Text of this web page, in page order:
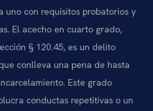
uno con requisitos probatorios y
El acecho en cuarto grado,
§ 120.45, es un delito
conlleva una pena de hasta
Este grado
conductas repetitivas o un